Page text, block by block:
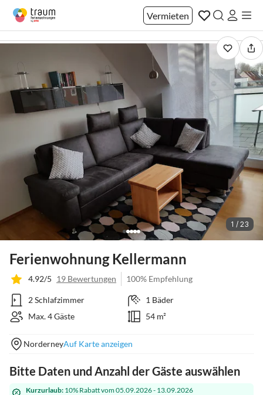
Vermieten
1 / 23
Ferienwohnung Kellermann
4.92/5 19 Bewertungen 100% Empfehlung
2 Schlafzimmer
1 Bäder
Max. 4 Gäste
54 m²
NorderneyAuf Karte anzeigen
Bitte Daten und Anzahl der Gäste auswählen
Kurzurlaub: 10% Rabatt vom 05.09.2026 - 13.09.2026